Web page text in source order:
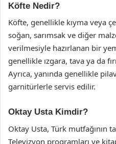
Köfte Nedir?
Köfte, genellikle kıyma veya
soğan, sarımsak ve diğer
verilmesiyle hazırlanan bir
genellikle ızgara, tava ya da
Ayrıca, yanında genellikle
garnitürlerle servis edilir.
Oktay Usta Kimdir?
Oktay Usta, Türk mutfağının
Televizyon programları ve